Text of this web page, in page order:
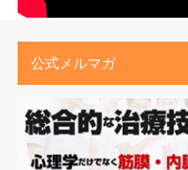
公式メルマガ